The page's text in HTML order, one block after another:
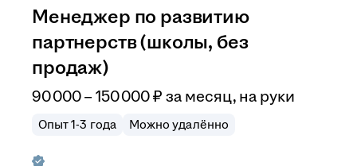
Менеджер по развитию
партнерств (школы, без
продаж)
90 000–150 000₽ за месяц, на руки
Опыт 1-3 года Можно удалённо